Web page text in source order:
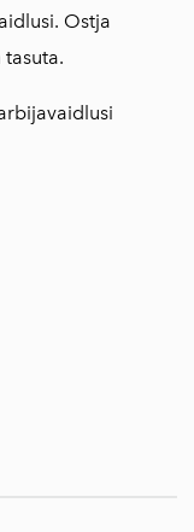
Ostja